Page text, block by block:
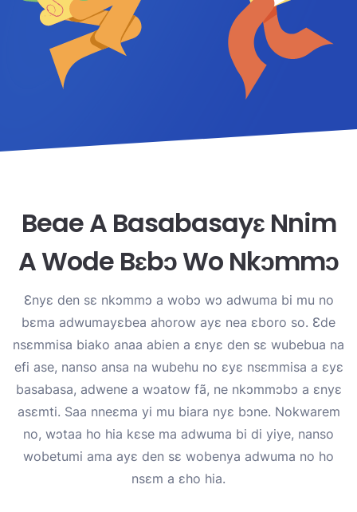
Beae A Basabasayɛ Nnim
A Wode Bɛbɔ Wo Nkɔmmɔ
Ɛnyɛ den sɛ nkɔmmɔ a wobɔ wɔ adwuma bi mu no
bɛma adwumayɛbea ahorow ayɛ nea ɛboro so. Ɛde
nsɛmmisa biako anaa abien a ɛnyɛ den sɛ wubebua na
efi ase, nanso ansa na wubehu no ɛyɛ nsɛmmisa a ɛyɛ
basabasa, adwene a wɔatow fã, ne nkɔmmɔbɔ a ɛnyɛ
asɛmti. Saa nneɛma yi mu biara nyɛ bɔne. Nokwarem
no, wɔtaa ho hia kɛse ma adwuma bi di yiye, nanso
wobetumi ama ayɛ den sɛ wobenya adwuma no ho
nsɛm a ɛho hia.